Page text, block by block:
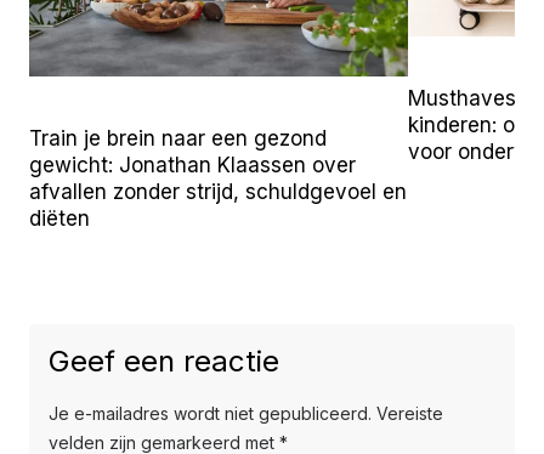
Train je brein naar een gezond
gewicht: Jonathan Klaassen over
afvallen zonder strijd, schuldgevoel en
diëten
Musthaves
kinderen:
voor
Geef een reactie
Je e-mailadres wordt niet gepubliceerd. Vereiste
velden zijn gemarkeerd met *